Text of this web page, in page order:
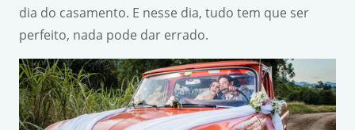
dia do casamento. E nesse dia, tudo tem que ser
perfeito, nada pode dar errado.